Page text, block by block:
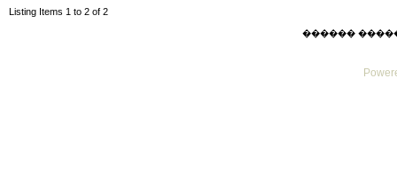
Listing Items 1 to 2 of 2
������ ������